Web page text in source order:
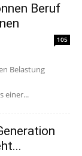
Beruf
105
Belastung
einer...